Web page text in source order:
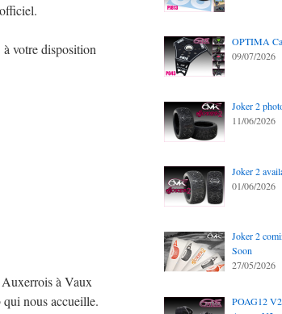
votre disposition
à Vaux
nous accueille.
OPTIMA
09/07/2026
Joker 2
11/06/2026
Joker 2
01/06/2026
Joker 2
Soon
27/05/2026
POAG12